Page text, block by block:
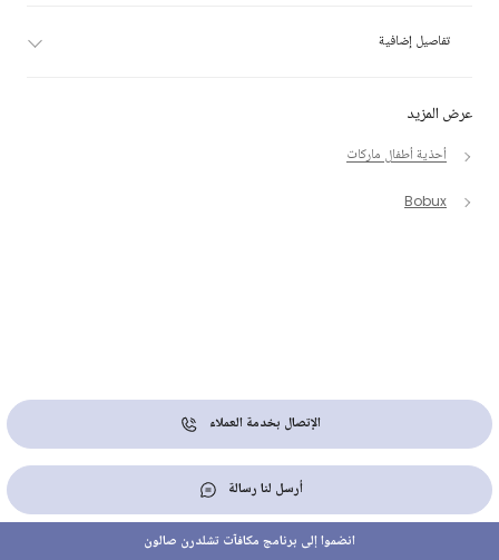
عرض المزيد
أحذية أطفال ماركات
Bobux
تفاصيل إضافية
الإتصال بخدمة العملاء
أرسل لنا رسالة
انضموا إلى برنامج مكافآت تشلدرن صالون